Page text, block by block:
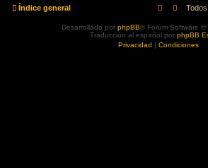
Índice general
Desarrollado por phpBB® Forum Software ©
Traducción al español por phpBB
Privacidad | Condiciones